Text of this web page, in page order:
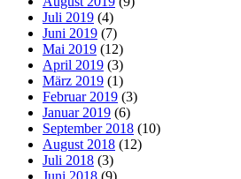
Juli 2019 (4)
Juni 2019 (7)
Mai 2019 (12)
April 2019 (3)
März 2019 (1)
Februar 2019 (3)
Januar 2019 (6)
September 2018 (10)
August 2018 (12)
Juli 2018 (3)